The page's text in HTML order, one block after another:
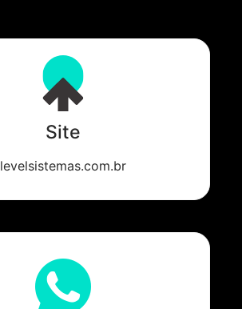
Site
levelsistemas.com.br